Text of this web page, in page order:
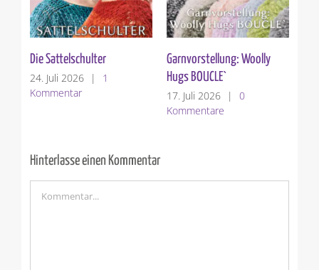
Die Sattelschulter
24. Juli 2026
|
1
Kommentar
Garnvorstellung: Woolly
Hugs BOUCLE`
17. Juli 2026
|
0
Kommentare
Hinterlasse einen Kommentar
Kommentar